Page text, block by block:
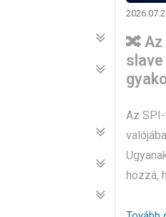
🔀
slave
Az
hozzá,